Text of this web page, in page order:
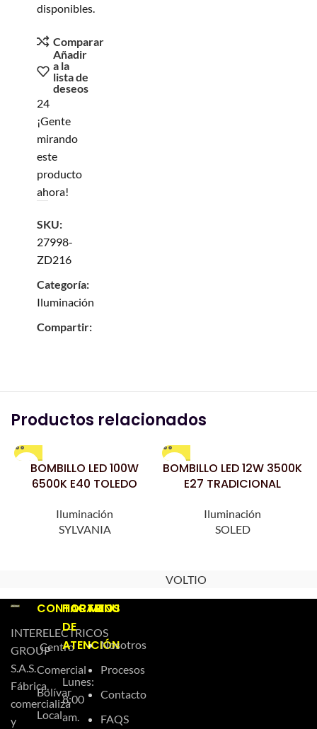
disponibles.
Comparar
Añadir
a la
lista de
deseos
24
¡Gente
mirando
este
producto
ahora!
SKU:
27998-
ZD216
Categoría:
Iluminación
Compartir:
Productos relacionados
BOMBILLO LED 100W
6500K E40 TOLEDO
Iluminación
SYLVANIA
BOMBILLO LED 12W 3500K
E27 TRADICIONAL
Iluminación
SOLED
VOLTIO
INTERELECTRICOS
GROUP
S.A.S.
Fábrica,
comercializa
y
CONTACTO
Centro
Comercial
Bolívar
Local
HORARIOS
DE
ATENCIÓN
Lunes:
8:00
am.
MENU
Nosotros
Procesos
Contacto
FAQS